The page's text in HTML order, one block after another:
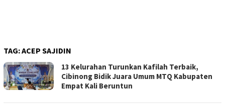
TAG:ACEP SAJIDIN
13 Kelurahan Turunkan Kafilah Terbaik,
Cibinong Bidik Juara Umum MTQ Kabupaten
Empat Kali Beruntun